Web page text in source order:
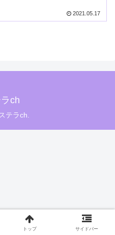
2021.05.17
ch
テラch.
トップ サイドバー